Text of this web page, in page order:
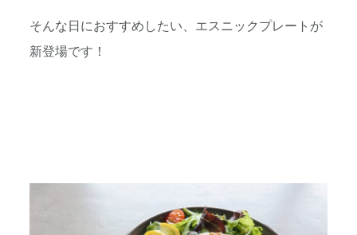
そんな日におすすめしたい、エスニックプレートが
新登場です！